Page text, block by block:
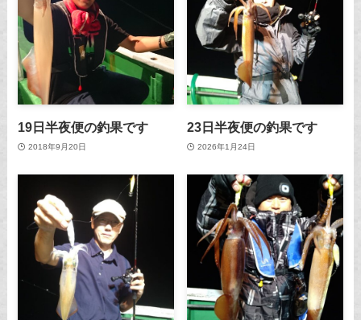
19日半夜便の釣果です
2018年9月20日
23日半夜便の釣果です
2026年1月24日